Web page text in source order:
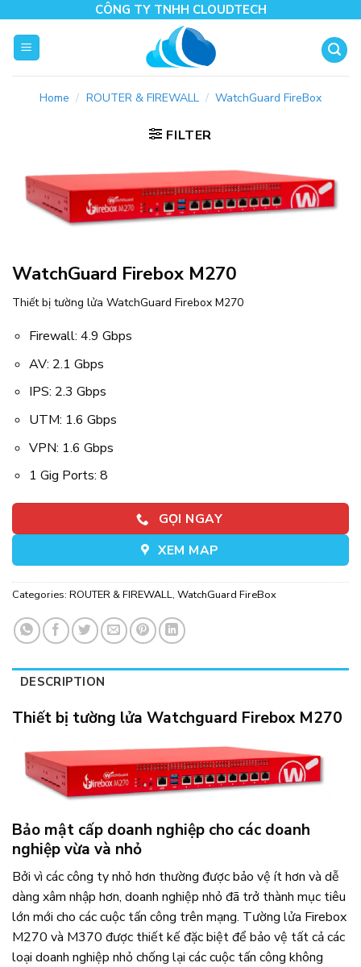
content
CÔNG TY TNHH CLOUDTECH
Home / ROUTER & FIREWALL / WatchGuard FireBox
FILTER
WatchGuard Firebox M270
Thiết bị tường lửa WatchGuard Firebox M270
Firewall: 4.9 Gbps
AV: 2.1 Gbps
IPS: 2.3 Gbps
UTM: 1.6 Gbps
VPN: 1.6 Gbps
1 Gig Ports: 8
GỌI NGAY
XEM MAP
Categories: ROUTER & FIREWALL, WatchGuard FireBox
DESCRIPTION
Thiết bị tường lửa Watchguard Firebox M270
Bảo mật cấp doanh nghiệp cho các doanh
nghiệp vừa và nhỏ
Bởi vì các công ty nhỏ hơn thường được bảo vệ ít hơn và dễ
dàng xâm nhập hơn, doanh nghiệp nhỏ đã trở thành mục tiêu
lớn mới cho các cuộc tấn công trên mạng. Tường lửa Firebox
M270 và M370 được thiết kế đặc biệt để bảo vệ tất cả các
loại doanh nghiệp nhỏ chống lại các cuộc tấn công không